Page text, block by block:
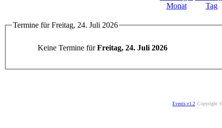
Termine für Freitag, 24. Juli 2026
Keine Termine fürFreitag, 24. Juli 2026
Events v1.2 Copyright